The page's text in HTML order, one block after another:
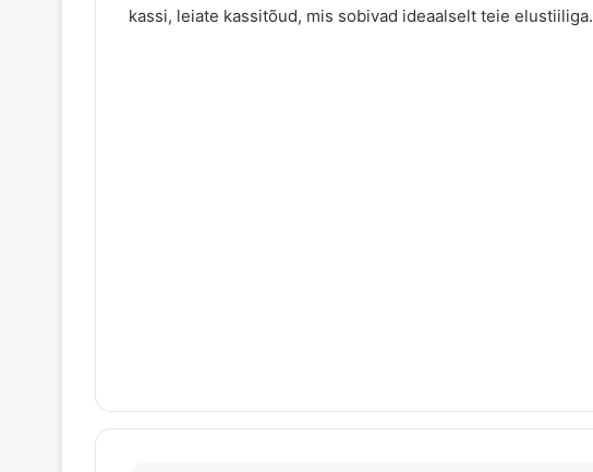
kassi, leiate kassitõud, mis sobivad ideaalselt teie elustiiliga.